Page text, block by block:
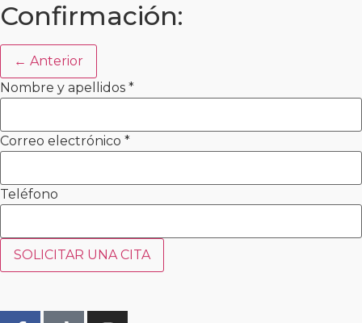
Confirmación:
← Anterior
Nombre y apellidos *
Correo electrónico *
Teléfono
SOLICITAR UNA CITA